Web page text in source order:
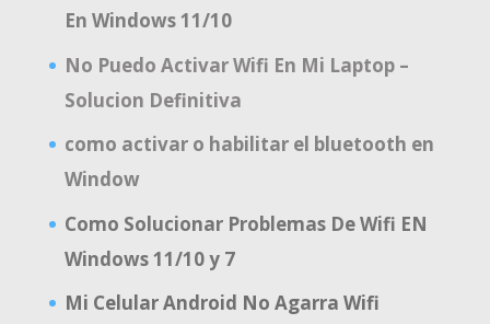
En Windows 11/10
No Puedo Activar Wifi En Mi Laptop –
Solucion Definitiva
como activar o habilitar el bluetooth en
Window
Como Solucionar Problemas De Wifi EN
Windows 11/10 y 7
Mi Celular Android No Agarra Wifi